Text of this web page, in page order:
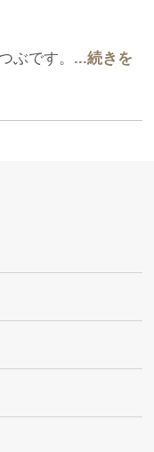
ぶです。 ...続きを